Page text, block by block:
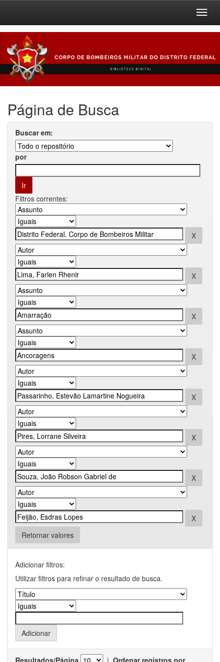
navigation
Página de Busca
Buscar em:
por
Filtros correntes:
Retornar valores
Adicionar filtros:
Utilizar filtros para refinar o resultado de busca.
Resultados/Página | Ordenar registros por